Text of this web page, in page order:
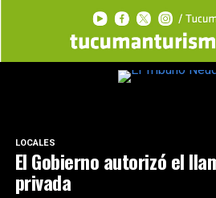
LOCALES
El Gobierno autorizó el
privada